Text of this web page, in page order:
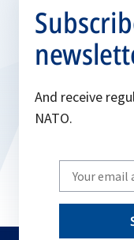
And receive
NATO.
Write
your
email